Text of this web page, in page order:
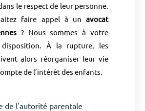
le respect de leur personne.
faire appel à un avocat
? Nous sommes à votre
À la rupture, les
alors réorganiser leur vie
de l’intérêt des enfants.
de l'autorité parentale